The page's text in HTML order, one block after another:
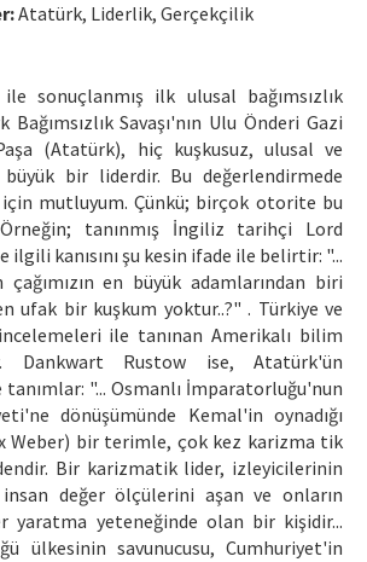
Atatürk, Liderlik, Gerçekçilik
ile sonuçlanmış ilk ulusal bağımsızlık
Savaşı'nın Ulu Önderi Gazi
(Atatürk), hiç kuşkusuz, ulusal ve
bir liderdir. Bu değerlendirmede
için mutluyum. Çünkü; birçok otorite bu
tanınmış İngiliz tarihçi Lord
kanısını şu kesin ifade ile belirtir: "...
en büyük adamlarından biri
ufak bir kuşkum yoktur..?" . Türkiye ve
ile tanınan Amerikalı bilim
Dankwart Rustow ise, Atatürk'ün
tanımlar: "... Osmanlı İmparatorluğu'nun
dönüşümünde Kemal'in oynadığı
Weber) bir terimle, çok kez karizma tik
Bir karizmatik lider, izleyicilerinin
değer ölçülerini aşan ve onların
yaratma yeteneğinde olan bir kişidir...
ülkesinin savunucusu, Cumhuriyet'in